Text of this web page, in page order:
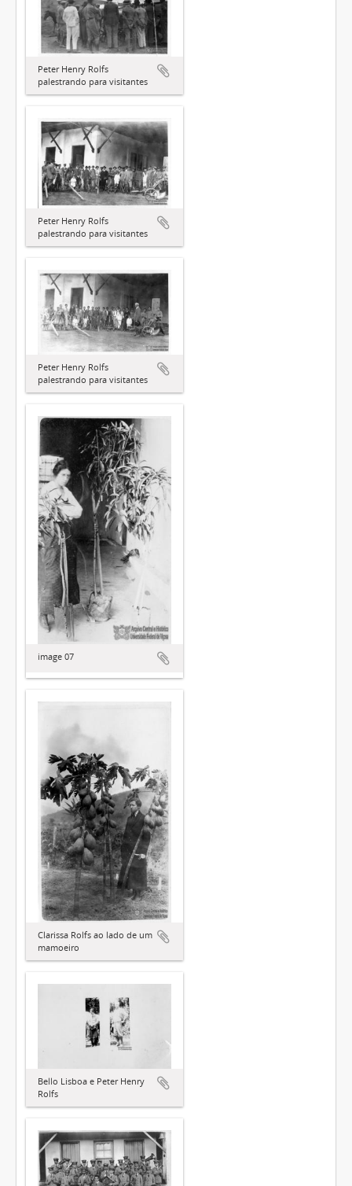
Peter Henry Rolfs
palestrando para visitantes
Peter Henry Rolfs
palestrando para visitantes
Peter Henry Rolfs
palestrando para visitantes
image 07
Clarissa Rolfs ao lado de um
mamoeiro
Bello Lisboa e Peter Henry
Rolfs